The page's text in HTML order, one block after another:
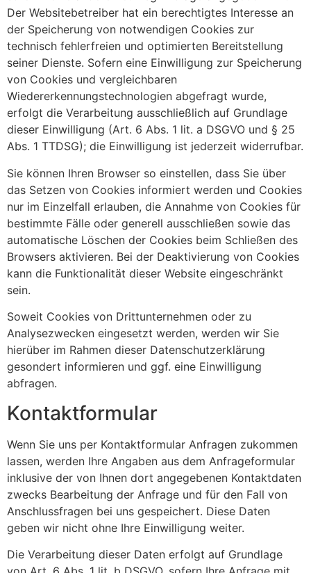
Der Websitebetreiber hat ein berechtigtes Interesse an
der Speicherung von notwendigen Cookies zur
technisch fehlerfreien und optimierten Bereitstellung
seiner Dienste. Sofern eine Einwilligung zur Speicherung
von Cookies und vergleichbaren
Wiedererkennungstechnologien abgefragt wurde,
erfolgt die Verarbeitung ausschließlich auf Grundlage
dieser Einwilligung (Art. 6 Abs. 1 lit. a DSGVO und § 25
Abs. 1 TTDSG); die Einwilligung ist jederzeit widerrufbar.
Sie können Ihren Browser so einstellen, dass Sie über
das Setzen von Cookies informiert werden und Cookies
nur im Einzelfall erlauben, die Annahme von Cookies für
bestimmte Fälle oder generell ausschließen sowie das
automatische Löschen der Cookies beim Schließen des
Browsers aktivieren. Bei der Deaktivierung von Cookies
kann die Funktionalität dieser Website eingeschränkt
sein.
Soweit Cookies von Drittunternehmen oder zu
Analysezwecken eingesetzt werden, werden wir Sie
hierüber im Rahmen dieser Datenschutzerklärung
gesondert informieren und ggf. eine Einwilligung
abfragen.
Kontaktformular
Wenn Sie uns per Kontaktformular Anfragen zukommen
lassen, werden Ihre Angaben aus dem Anfrageformular
inklusive der von Ihnen dort angegebenen Kontaktdaten
zwecks Bearbeitung der Anfrage und für den Fall von
Anschlussfragen bei uns gespeichert. Diese Daten
geben wir nicht ohne Ihre Einwilligung weiter.
Die Verarbeitung dieser Daten erfolgt auf Grundlage